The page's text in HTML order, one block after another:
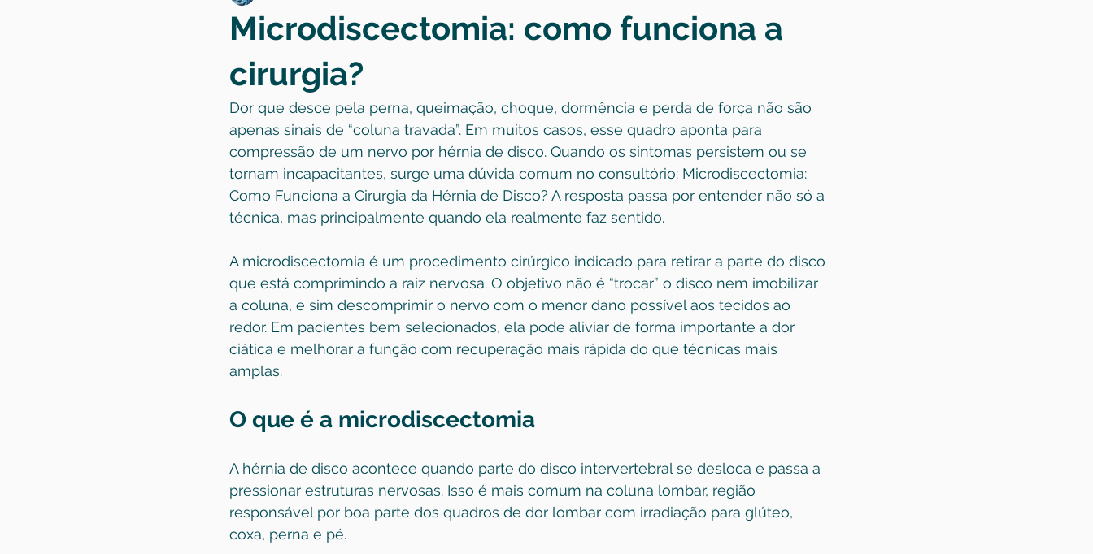
Microdiscectomia: como funciona a
cirurgia?
Dor que desce pela perna, queimação, choque, dormência e perda de força não são
apenas sinais de “coluna travada”. Em muitos casos, esse quadro aponta para
compressão de um nervo por hérnia de disco. Quando os sintomas persistem ou se
tornam incapacitantes, surge uma dúvida comum no consultório: Microdiscectomia:
Como Funciona a Cirurgia da Hérnia de Disco? A resposta passa por entender não só a
técnica, mas principalmente quando ela realmente faz sentido.
A microdiscectomia é um procedimento cirúrgico indicado para retirar a parte do disco
que está comprimindo a raiz nervosa. O objetivo não é “trocar” o disco nem imobilizar
a coluna, e sim descomprimir o nervo com o menor dano possível aos tecidos ao
redor. Em pacientes bem selecionados, ela pode aliviar de forma importante a dor
ciática e melhorar a função com recuperação mais rápida do que técnicas mais
amplas.
O que é a microdiscectomia
A hérnia de disco acontece quando parte do disco intervertebral se desloca e passa a
pressionar estruturas nervosas. Isso é mais comum na coluna lombar, região
responsável por boa parte dos quadros de dor lombar com irradiação para glúteo,
coxa, perna e pé.